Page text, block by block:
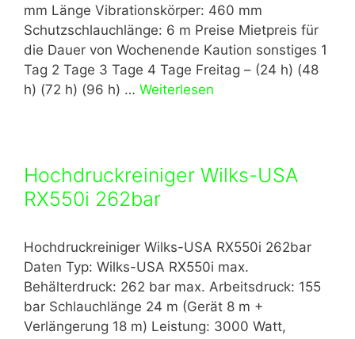
mm Länge Vibrationskörper: 460 mm
Schutzschlauchlänge: 6 m Preise Mietpreis für
die Dauer von Wochenende Kaution sonstiges 1
Tag 2 Tage 3 Tage 4 Tage Freitag – (24 h) (48
h) (72 h) (96 h) … Weiterlesen
Hochdruckreiniger Wilks-USA
RX550i 262bar
Hochdruckreiniger Wilks-USA RX550i 262bar
Daten Typ: Wilks-USA RX550i max.
Behälterdruck: 262 bar max. Arbeitsdruck: 155
bar Schlauchlänge 24 m (Gerät 8 m +
Verlängerung 18 m) Leistung: 3000 Watt,